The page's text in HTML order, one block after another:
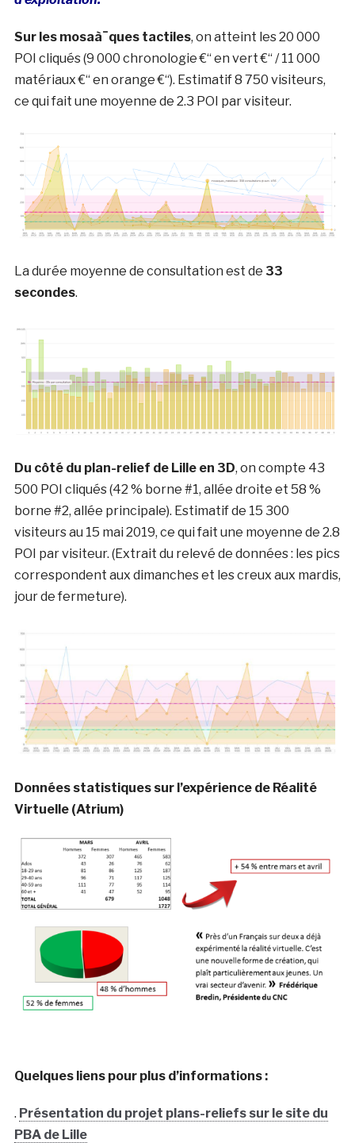
Sur les mosaà¯ques tactiles, on atteint les 20 000
POI cliqués (9 000 chronologie €“ en vert €“ / 11 000
matériaux €“ en orange €“). Estimatif 8 750 visiteurs,
ce qui fait une moyenne de 2.3 POI par visiteur.
La durée moyenne de consultation est de 33
secondes.
Du côté du plan-relief de Lille en 3D, on compte 43
500 POI cliqués (42 % borne #1, allée droite et 58 %
borne #2, allée principale). Estimatif de 15 300
visiteurs au 15 mai 2019, ce qui fait une moyenne de 2.8
POI par visiteur. (Extrait du relevé de données : les pics
correspondent aux dimanches et les creux aux mardis,
jour de fermeture).
Données statistiques sur l’expérience de Réalité
Virtuelle (Atrium)
Quelques liens pour plus d’informations :
. Présentation du projet plans-reliefs sur le site du
PBA de Lille